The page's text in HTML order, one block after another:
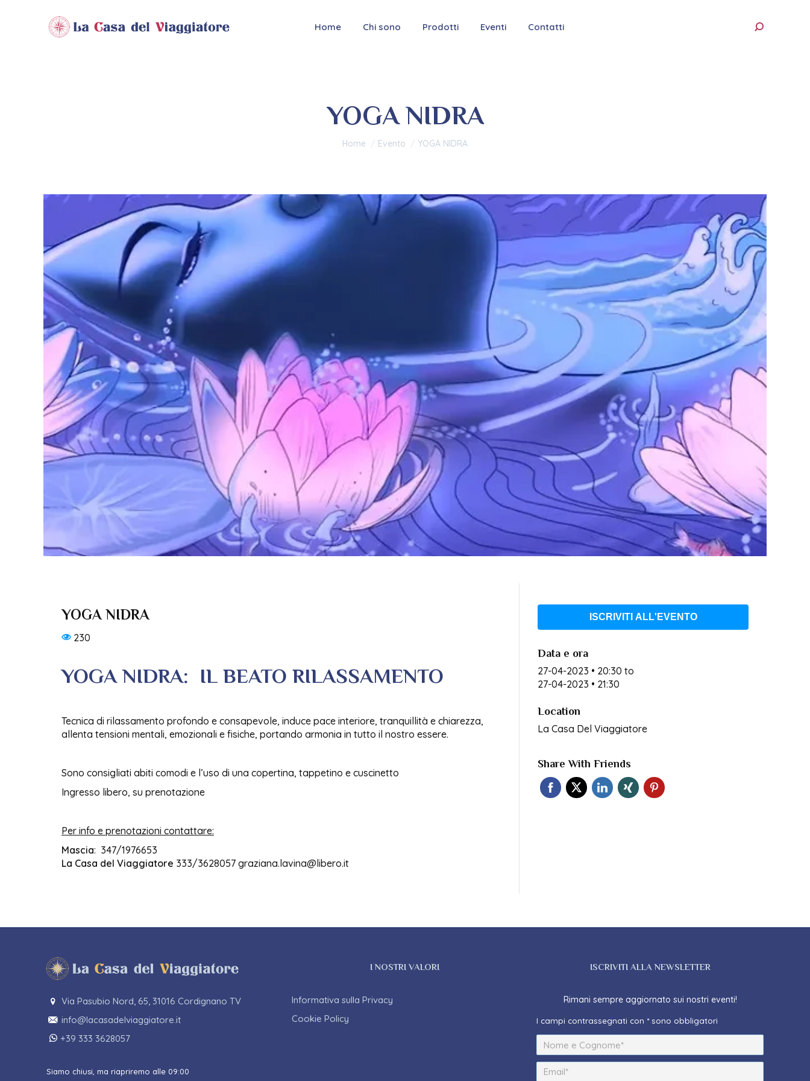
Home Chi sono Prodotti Eventi Contatti Cerca:
YOGA NIDRA
Tu sei qui:
Home Evento YOGA NIDRA
YOGA NIDRA
230
YOGA NIDRA: IL BEATO RILASSAMENTO
Tecnica di rilassamento profondo e consapevole, induce pace interiore, tranquillità e chiarezza,
allenta tensioni mentali, emozionali e fisiche, portando armonia in tutto il nostro essere.
Sono consigliati abiti comodi e l’uso di una copertina, tappetino e cuscinetto
Ingresso libero, su prenotazione
Per info e prenotazioni contattare:
Mascia: 347/1976653
La Casa del Viaggiatore 333/3628057 graziana.lavina@libero.it
ISCRIVITI ALL'EVENTO
Data e ora
27-04-2023 • 20:30 to
27-04-2023 • 21:30
Location
La Casa Del Viaggiatore
Share With Friends
Via Pasubio Nord, 65, 31016 Cordignano TV
info@lacasadelviaggiatore.it
+39 333 3628057
Siamo chiusi, ma riapriremo alle 09:00
I NOSTRI VALORI
Informativa sulla Privacy
Cookie Policy
ISCRIVITI ALLA NEWSLETTER
Rimani sempre aggiornato sui nostri eventi!
I campi contrassegnati con * sono obbligatori